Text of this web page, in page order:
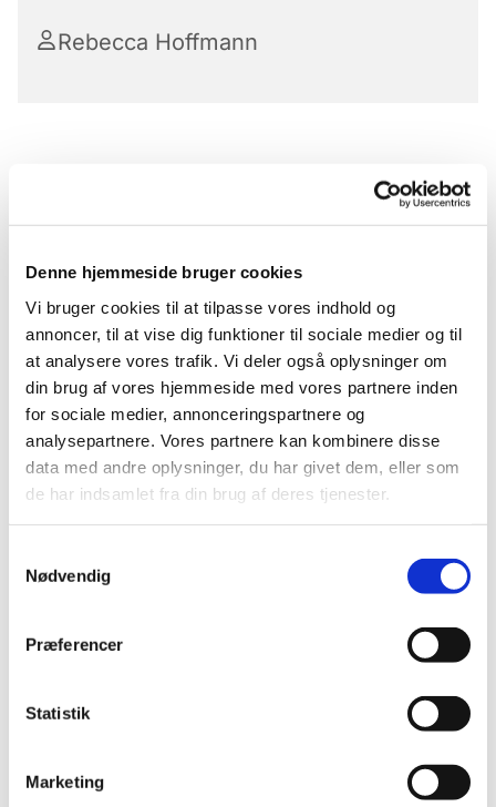
Denne hjemmeside bruger cookies
Vi bruger cookies til at tilpasse vores indhold og
annoncer, til at vise dig funktioner til sociale medier og til
at analysere vores trafik. Vi deler også oplysninger om
din brug af vores hjemmeside med vores partnere inden
for sociale medier, annonceringspartnere og
analysepartnere. Vores partnere kan kombinere disse
data med andre oplysninger, du har givet dem, eller som
de har indsamlet fra din brug af deres tjenester.
Nødvendig
Præferencer
Statistik
Marketing
Rebecca Hoffmann